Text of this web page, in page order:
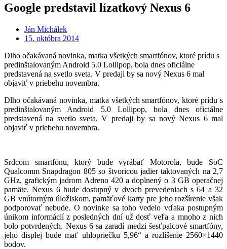
Google predstavil lízatkový Nexus 6
Ján Michálek
15. októbra 2014
Dlho očakávaná novinka, matka všetkých smartfónov, ktoré prídu s
predinštalovaným Android 5.0 Lollipop, bola dnes oficiálne
predstavená na svetlo sveta. V predaji by sa nový Nexus 6 mal
objaviť v priebehu novembra.
Dlho očakávaná novinka, matka všetkých smartfónov, ktoré prídu s
predinštalovaným Android 5.0 Lollipop, bola dnes oficiálne
predstavená na svetlo sveta. V predaji by sa nový Nexus 6 mal
objaviť v priebehu novembra.
Srdcom smartfónu, ktorý bude vyrábať Motorola, bude SoC
Qualcomm Snapdragon 805 so štvoricou jadier taktovaných na 2,7
GHz, grafickým jadrom Adreno 420 a doplnený o 3 GB operačnej
pamäte. Nexus 6 bude dostupný v dvoch prevedeniach s 64 a 32
GB vnútorným úložiskom, pamäťové karty pre jeho rozšírenie však
podporovať nebude. O novinke sa toho vedelo vďaka postupným
únikom informácií z posledných dní už dosť veľa a mnoho z nich
bolo potvrdených. Nexus 6 sa zaradí medzi šesťpalcové smartfóny,
jeho displej bude mať uhlopriečku 5,96“ a rozlíšenie 2560×1440
bodov.